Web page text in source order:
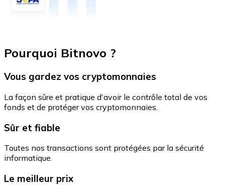
Pourquoi Bitnovo ?
Vous gardez vos cryptomonnaies
La façon sûre et pratique d'avoir le contrôle total de vos
fonds et de protéger vos cryptomonnaies.
Sûr et fiable
Toutes nos transactions sont protégées par la sécurité
informatique.
Le meilleur prix